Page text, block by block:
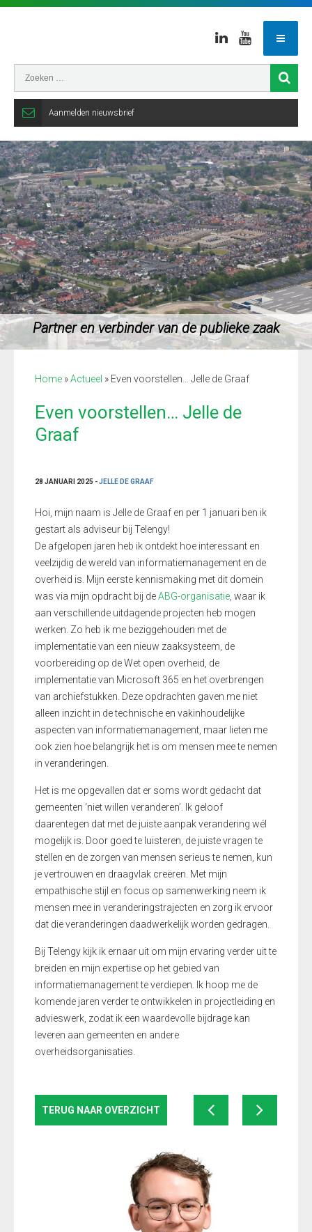
LinkedinYoutube
Aanmelden nieuwsbrief
Partner en verbinder van de publieke zaak
Home »Actueel » Even voorstellen… Jelle de Graaf
Even voorstellen… Jelle de
Graaf
28 JANUARI 2025 -JELLE DE GRAAF
Hoi, mijn naam is Jelle de Graaf en per 1 januari ben ik
gestart als adviseur bij Telengy!
De afgelopen jaren heb ik ontdekt hoe interessant en
veelzijdig de wereld van informatiemanagement en de
overheid is. Mijn eerste kennismaking met dit domein
was via mijn opdracht bij deABG-organisatie , waar ik
aan verschillende uitdagende projecten heb mogen
werken. Zo heb ik me beziggehouden met de
implementatie van een nieuw zaaksysteem, de
voorbereiding op de Wet open overheid, de
implementatie van Microsoft 365 en het overbrengen
van archiefstukken. Deze opdrachten gaven me niet
alleen inzicht in de technische en vakinhoudelijke
aspecten van informatiemanagement, maar lieten me
ook zien hoe belangrijk het is om mensen mee te nemen
in veranderingen.
Het is me opgevallen dat er soms wordt gedacht dat
gemeenten ‘niet willen veranderen’. Ik geloof
daarentegen dat met de juiste aanpak verandering wél
mogelijk is. Door goed te luisteren, de juiste vragen te
stellen en de zorgen van mensen serieus te nemen, kun
je vertrouwen en draagvlak creëren. Met mijn
empathische stijl en focus op samenwerking neem ik
mensen mee in veranderingstrajecten en zorg ik ervoor
dat die veranderingen daadwerkelijk worden gedragen.
Bij Telengy kijk ik ernaar uit om mijn ervaring verder uit te
breiden en mijn expertise op het gebied van
informatiemanagement te verdiepen. Ik hoop me de
komende jaren verder te ontwikkelen in projectleiding en
advieswerk, zodat ik een waardevolle bijdrage kan
leveren aan gemeenten en andere
overheidsorganisaties.
TERUG NAAR OVERZICHT